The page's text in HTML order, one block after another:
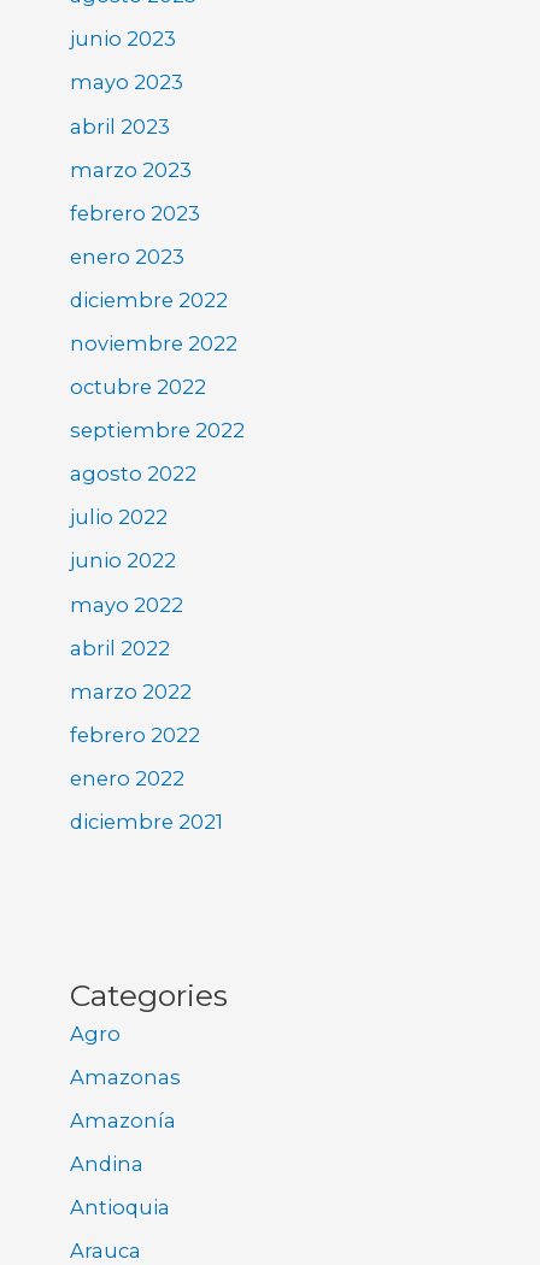
junio 2023
mayo 2023
abril 2023
marzo 2023
febrero 2023
enero 2023
diciembre 2022
noviembre 2022
octubre 2022
septiembre 2022
agosto 2022
julio 2022
junio 2022
mayo 2022
abril 2022
marzo 2022
febrero 2022
enero 2022
diciembre 2021
Categories
Agro
Amazonas
Amazonía
Andina
Antioquia
Arauca